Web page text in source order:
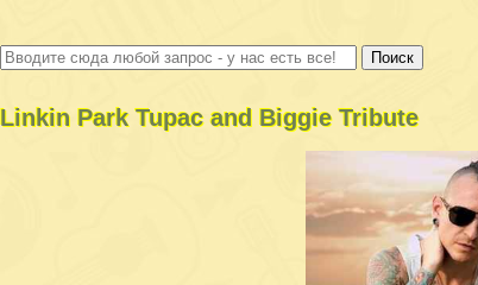
Linkin Park Tupac and Biggie Tribute